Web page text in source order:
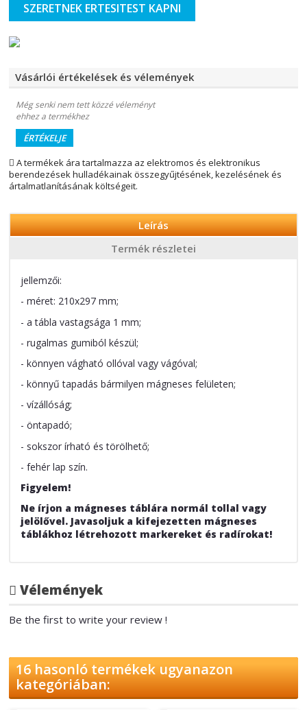
SZERETNEK ERTESITEST KAPNI
Vásárlói értékelések és vélemények
Még senki nem tett közzé véleményt
ehhez a termékhez
ÉRTÉKELJE
A termékek ára tartalmazza az elektromos és elektronikus
berendezések hulladékainak összegyűjtésének, kezelésének és
ártalmatlanításának költségeit.
Leírás
Termék részletei
jellemzői:
- méret: 210x297 mm;
- a tábla vastagsága 1 mm;
- rugalmas gumiból készül;
- könnyen vágható ollóval vagy vágóval;
- könnyű tapadás bármilyen mágneses felületen;
- vízállóság;
- öntapadó;
- sokszor írható és törölhető;
- fehér lap szín.
Figyelem!
Ne írjon a mágneses táblára normál tollal vagy
jelölővel. Javasoljuk a kifejezetten mágneses
táblákhoz létrehozott markereket és radírokat!
Vélemények
Be the first to write your review !
16 hasonló termékek ugyanazon
kategóriában: